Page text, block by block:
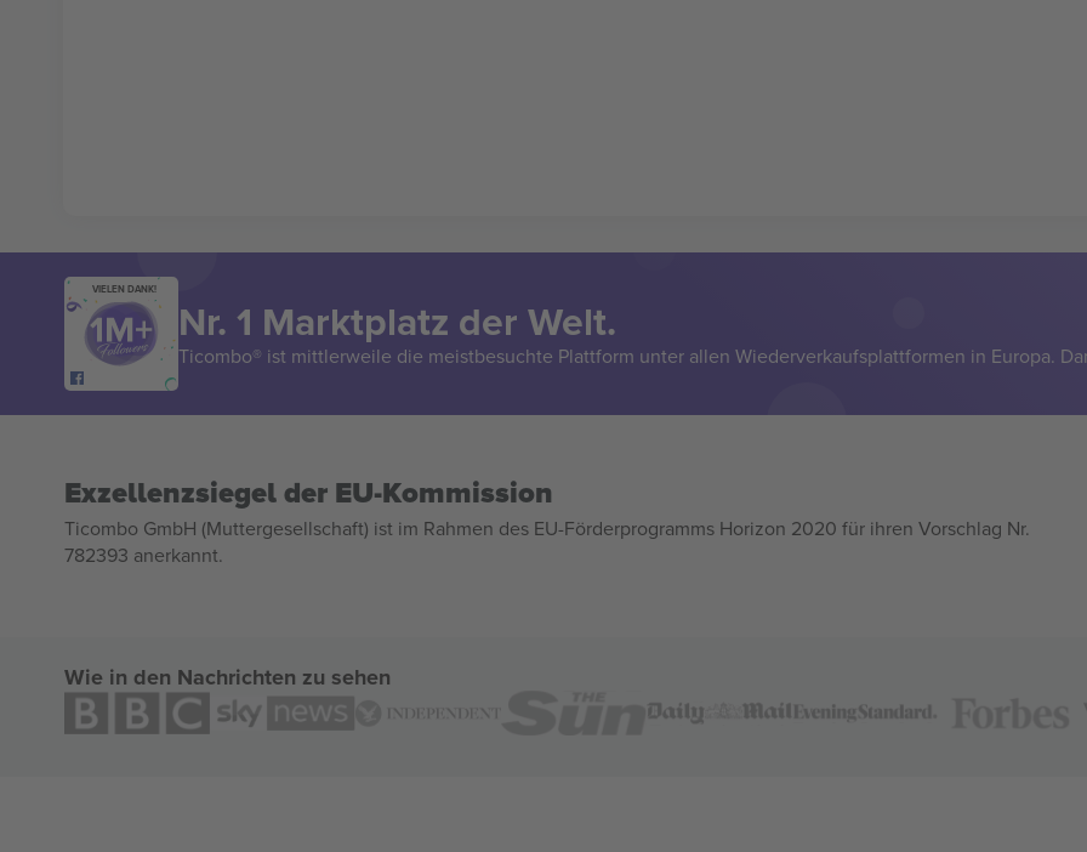
VIELEN DANK!
Nr. 1 Marktplatz der Welt.
Ticombo® ist mittlerweile die meistbesuchte Plattform unter allen Wiederverkaufsplattformen in Europa.
Exzellenzsiegel der EU-Kommission
Ticombo GmbH (Muttergesellschaft) ist im Rahmen des EU-Förderprogramms Horizon 2020 für ihren Vorschlag Nr.
782393 anerkannt.
Wie in den Nachrichten zu sehen